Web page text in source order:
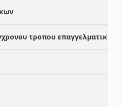
τροπου επαγγελματικης